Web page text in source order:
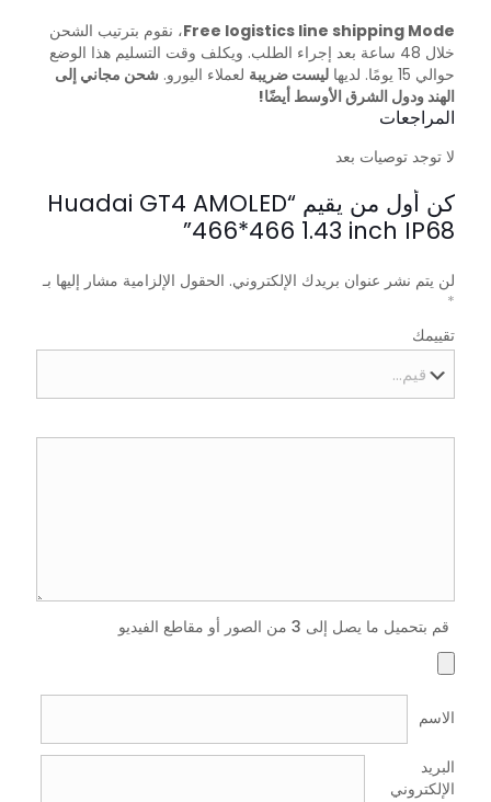
Free logistics line shipping Mode، نقوم بترتيب الشحن
خلال 48 ساعة بعد إجراء الطلب. ويكلف وقت التسليم هذا الوضع
حوالي 15 يومًا. لديها
ليست ضريبة لعملاء اليورو. شحن مجاني إلى
الهند ودول الشرق الأوسط أيضًا!
المراجعات
لا توجد توصيات بعد
كن أول من يقيم “Huadai GT4 AMOLED
466*466 1.43 inch IP68”
لن يتم نشر عنوان بريدك الإلكتروني. الحقول الإلزامية مشار إليها بـ
*
تقييمك
قم بتحميل ما يصل إلى 3 من الصور أو مقاطع الفيديو
الاسم
البريد
الإلكتروني